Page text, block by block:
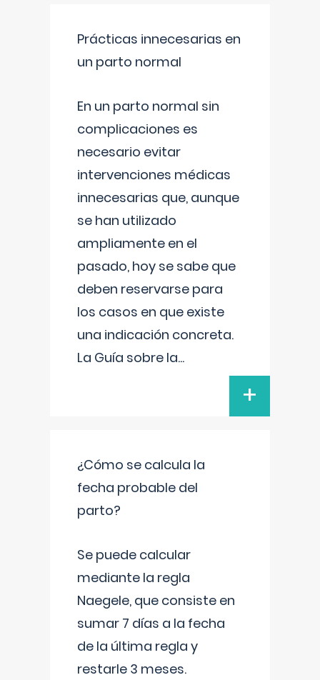
Prácticas innecesarias en
un parto normal
En un parto normal sin
complicaciones es
necesario evitar
intervenciones médicas
innecesarias que, aunque
se han utilizado
ampliamente en el
pasado, hoy se sabe que
deben reservarse para
los casos en que existe
una indicación concreta.
La Guía sobre la...
+
¿Cómo se calcula la
fecha probable del
parto?
Se puede calcular
mediante la regla
Naegele, que consiste en
sumar 7 días a la fecha
de la última regla y
restarle 3 meses.